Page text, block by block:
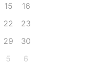
15
16
22
23
29
30
5 6